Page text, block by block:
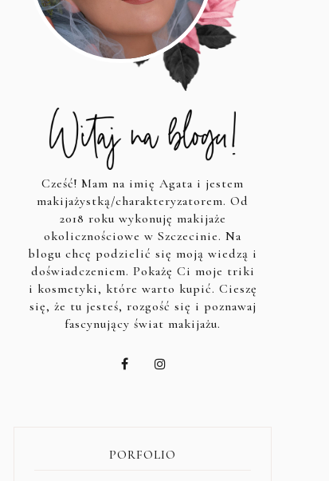
Cześć! Mam na imię Agata i jestem
makijażystką/charakteryzatorem. Od
2018 roku wykonuję makijaże
okolicznościowe w Szczecinie. Na
blogu chcę podzielić się moją wiedzą i
doświadczeniem. Pokażę Ci moje triki
i kosmetyki, które warto kupić. Cieszę
się, że tu jesteś, rozgość się i poznawaj
fascynujący świat makijażu.
PORFOLIO